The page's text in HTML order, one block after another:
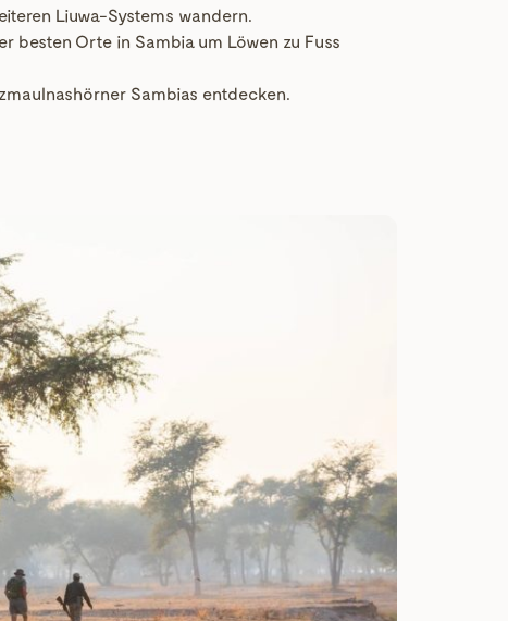
Liuwa-Systems wandern.
besten Orte in Sambia um Löwen zu Fuss
Sambias entdecken.